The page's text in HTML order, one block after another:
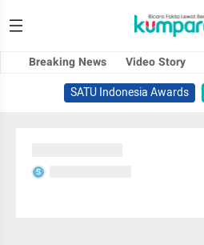
Breaking News Video Story
SATU Indonesia Awards
S